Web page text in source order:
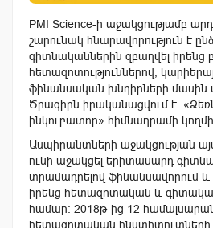
PMI Science-ի աջակցությամբ
շարունակ հնարավորություն է
գիտնականներին զբաղվել իրենց
հետազոտություններով,
ֆինանսական խնդիրների մասին
Ծրագիրն իրականացվում է
ինկուբատոր» հիմնադրամի
Ասպիրանտների աջակցության
ունի աջակցել երիտասարդ
տրամադրելով ֆինանսավորում և
իրենց հետազոտական և
համար։ 2018թ-ից 12
հետազոտական ինստիտուտների,